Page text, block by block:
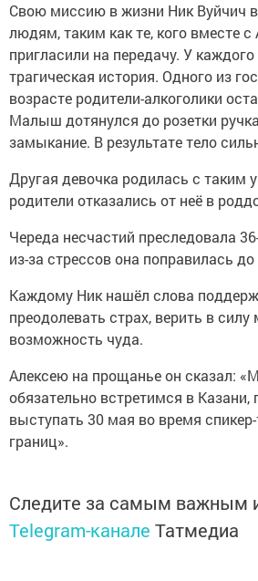
Свою миссию в жизни Ник Вуйчич
людям, таким как те, кого вместе с
пригласили на передачу. У каждого
трагическая история. Одного из
возрасте родители-алкоголики
Малыш дотянулся до розетки
замыкание. В результате тело
Другая девочка родилась с таким
родители отказались от неё в
Череда несчастий преследовала
из-за стрессов она поправилась
Каждому Ник нашёл слова
преодолевать страх, верить в
возможность чуда.
Алексею на прощанье он сказал:
обязательно встретимся в Казани,
выступать 30 мая во время
границ».
Следите за самым важным
Telegram-канале Татмедиа